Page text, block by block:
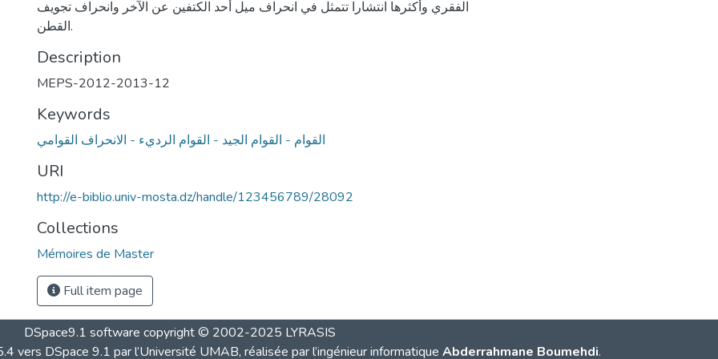
اﻟﻔﻘﺮي وأﻛﺜﺮﻫﺎ اﻧﺘﺸﺎرا ﺗﺘﻤﺜﻞ ﻓﻲ اﻧﺤﺮاف ﻣﻴﻞ أﺣﺪ اﻟﻜﺘﻔﻴﻦ ﻋﻦ اﻵﺧﺮ واﻧﺤﺮاف ﺗﺠﻮﻳﻒ
اﻟﻘﻄﻦ.
Description
MEPS-2012-2013-12
Keywords
اﻟﻘﻮام - اﻟﻘﻮام اﻟﺠﻴﺪ - اﻟﻘﻮام اﻟﺮديء - اﻻﻧﺤﺮاف اﻟﻘﻮاﻣﻲ
URI
http://e-biblio.univ-mosta.dz/handle/123456789/28092
Collections
Mémoires de Master
Full item page
DSpace9.1 software copyright © 2002-2025 LYRASIS
vers DSpace 9.1 par l’Université UMAB, réalisée par l’ingénieur informatique Abderrahmane Boumehdi.